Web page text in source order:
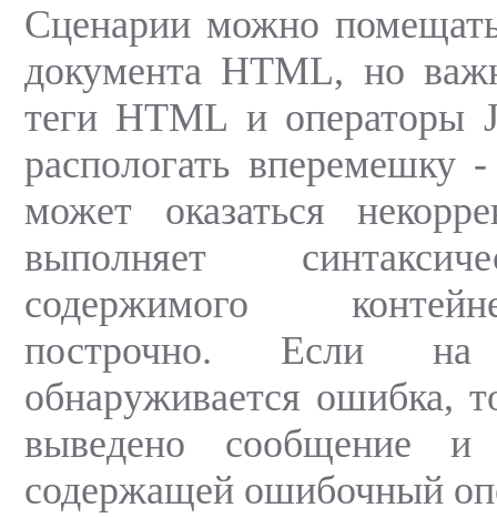
Сценарии можно
документа HTML, но
теги HTML и операторы
распологать вперемешку -
может оказаться
выполняет
содержимого
построчно. Если
обнаруживается ошибка,
выведено сообщение и
содержащей ошибочный